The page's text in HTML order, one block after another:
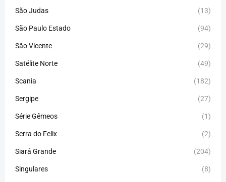
São Judas (13)
São Paulo Estado (94)
São Vicente (29)
Satélite Norte (49)
Scania (182)
Sergipe (27)
Série Gêmeos (1)
Serra do Felix (2)
Siará Grande (204)
Singulares (8)